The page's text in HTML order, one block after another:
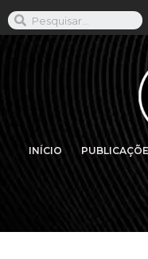
INÍCIO